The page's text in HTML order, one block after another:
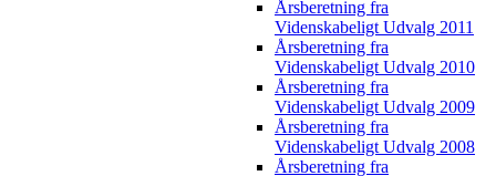
Årsberetning fra
Videnskabeligt Udvalg 2011
Årsberetning fra
Videnskabeligt Udvalg 2010
Årsberetning fra
Videnskabeligt Udvalg 2009
Årsberetning fra
Videnskabeligt Udvalg 2008
Årsberetning fra